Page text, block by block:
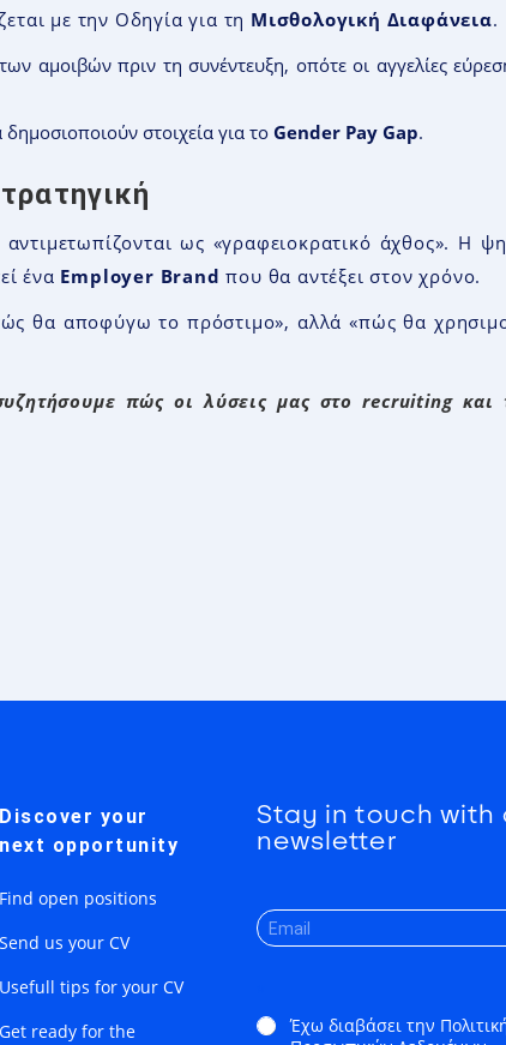
με την Οδηγία για τη Μισθολογική Διαφάνεια.
αμοιβών πριν τη συνέντευξη, οπότε οι αγγελίες
στοιχεία για το Gender Pay Gap.
ως «γραφειοκρατικό άχθος». Η
ένα Employer Brand που θα αντέξει στον χρόνο.
θα αποφύγω το πρόστιμο», αλλά «πώς θα
πώς οι λύσεις μας στο recruiting
Discover your
next opportunity
Find open positions
Send us your CV
Usefull tips for your CV
Get ready for the
Stay in touch with
newsletter
Έχω διαβάσει την